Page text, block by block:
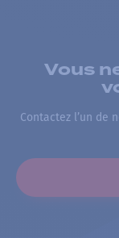
Vous
Contactez l’un de